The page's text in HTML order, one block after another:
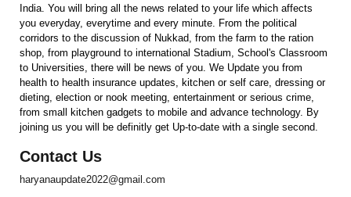
India. You will bring all the news related to your life which affects
you everyday, everytime and every minute. From the political
corridors to the discussion of Nukkad, from the farm to the ration
shop, from playground to international Stadium, School's Classroom
to Universities, there will be news of you. We Update you from
health to health insurance updates, kitchen or self care, dressing or
dieting, election or nook meeting, entertainment or serious crime,
from small kitchen gadgets to mobile and advance technology. By
joining us you will be definitly get Up-to-date with a single second.
Contact Us
haryanaupdate2022@gmail.com